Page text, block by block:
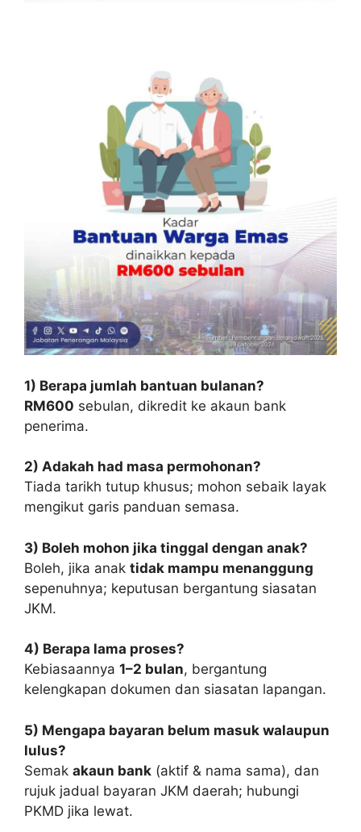
1) Berapa jumlah bantuan bulanan?
RM600 sebulan, dikredit ke akaun bank
penerima.
2) Adakah had masa permohonan?
Tiada tarikh tutup khusus; mohon sebaik layak
mengikut garis panduan semasa.
3) Boleh mohon jika tinggal dengan anak?
Boleh, jika anak tidak mampu menanggung
sepenuhnya; keputusan bergantung siasatan
JKM.
4) Berapa lama proses?
Kebiasaannya 1–2 bulan, bergantung
kelengkapan dokumen dan siasatan lapangan.
5) Mengapa bayaran belum masuk walaupun
lulus?
Semak akaun bank (aktif & nama sama), dan
rujuk jadual bayaran JKM daerah; hubungi
PKMD jika lewat.